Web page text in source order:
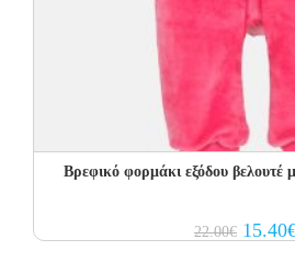
Βρεφικό φορμάκι εξόδου
22.00€ Original
price
15.40